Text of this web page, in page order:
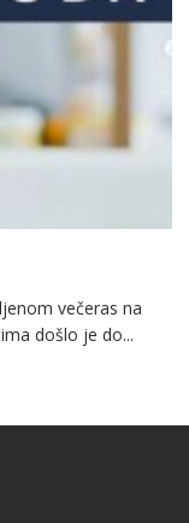
večeras na
došlo je do...